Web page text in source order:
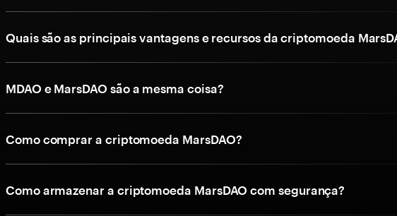
Quais são as principais vantagens e recursos da criptomoeda
MDAO e MarsDAO são a mesma coisa?
Como comprar a criptomoeda MarsDAO?
Como armazenar a criptomoeda MarsDAO com segurança?